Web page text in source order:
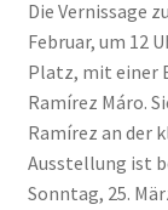
Die Vernissage
Februar, um 12
Platz, mit einer
Ramírez Máro.
Ramírez an der
Ausstellung ist
Sonntag, 25.